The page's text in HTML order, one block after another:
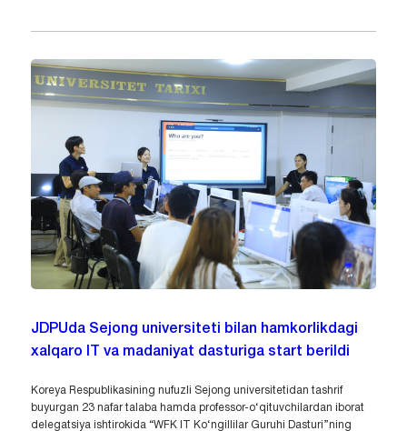
JDPUda Sejong universiteti bilan hamkorlikdagi
xalqaro IT va madaniyat dasturiga start berildi
Koreya Respublikasining nufuzli Sejong universitetidan tashrif
buyurgan 23 nafar talaba hamda professor-o‘qituvchilardan iborat
delegatsiya ishtirokida “WFK IT Ko‘ngillilar Guruhi Dasturi”ning